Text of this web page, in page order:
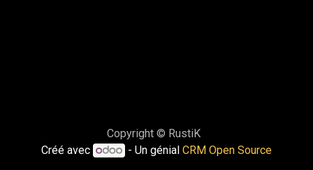
Copyright © RustiK
Créé avec
- Un génialCRM Open Source